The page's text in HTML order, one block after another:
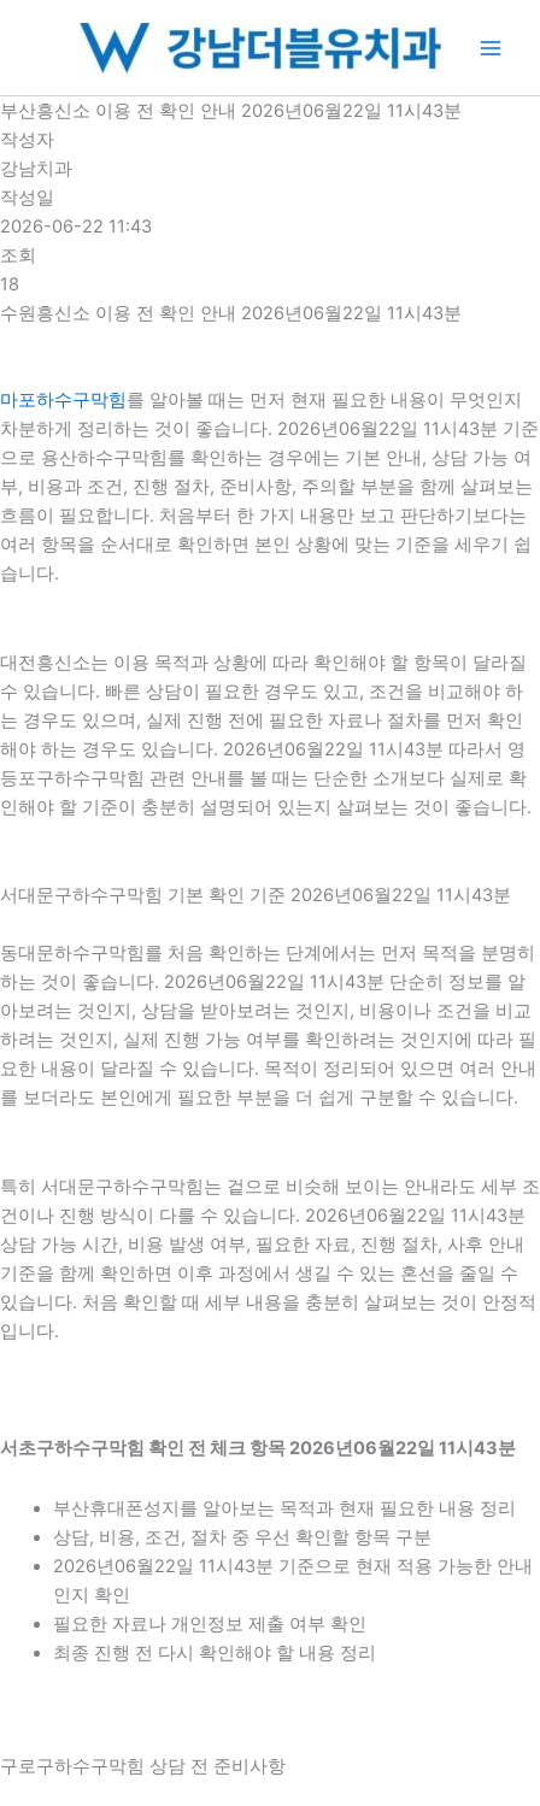
로
건
너
뛰
기
부산흥신소 이용 전 확인 안내 2026년06월22일 11시43분
작성자
강남치과
작성일
2026-06-22 11:43
조회
18
수원흥신소 이용 전 확인 안내 2026년06월22일 11시43분
마포하수구막힘를 알아볼 때는 먼저 현재 필요한 내용이 무엇인지
차분하게 정리하는 것이 좋습니다. 2026년06월22일 11시43분 기준
으로 용산하수구막힘를 확인하는 경우에는 기본 안내, 상담 가능 여
부, 비용과 조건, 진행 절차, 준비사항, 주의할 부분을 함께 살펴보는
흐름이 필요합니다. 처음부터 한 가지 내용만 보고 판단하기보다는
여러 항목을 순서대로 확인하면 본인 상황에 맞는 기준을 세우기 쉽
습니다.
대전흥신소는 이용 목적과 상황에 따라 확인해야 할 항목이 달라질
수 있습니다. 빠른 상담이 필요한 경우도 있고, 조건을 비교해야 하
는 경우도 있으며, 실제 진행 전에 필요한 자료나 절차를 먼저 확인
해야 하는 경우도 있습니다. 2026년06월22일 11시43분 따라서 영
등포구하수구막힘 관련 안내를 볼 때는 단순한 소개보다 실제로 확
인해야 할 기준이 충분히 설명되어 있는지 살펴보는 것이 좋습니다.
서대문구하수구막힘 기본 확인 기준 2026년06월22일 11시43분
동대문하수구막힘를 처음 확인하는 단계에서는 먼저 목적을 분명히
하는 것이 좋습니다. 2026년06월22일 11시43분 단순히 정보를 알
아보려는 것인지, 상담을 받아보려는 것인지, 비용이나 조건을 비교
하려는 것인지, 실제 진행 가능 여부를 확인하려는 것인지에 따라 필
요한 내용이 달라질 수 있습니다. 목적이 정리되어 있으면 여러 안내
를 보더라도 본인에게 필요한 부분을 더 쉽게 구분할 수 있습니다.
특히 서대문구하수구막힘는 겉으로 비슷해 보이는 안내라도 세부 조
건이나 진행 방식이 다를 수 있습니다. 2026년06월22일 11시43분
상담 가능 시간, 비용 발생 여부, 필요한 자료, 진행 절차, 사후 안내
기준을 함께 확인하면 이후 과정에서 생길 수 있는 혼선을 줄일 수
있습니다. 처음 확인할 때 세부 내용을 충분히 살펴보는 것이 안정적
입니다.
서초구하수구막힘 확인 전 체크 항목 2026년06월22일 11시43분
부산휴대폰성지를 알아보는 목적과 현재 필요한 내용 정리
상담, 비용, 조건, 절차 중 우선 확인할 항목 구분
2026년06월22일 11시43분 기준으로 현재 적용 가능한 안내
인지 확인
필요한 자료나 개인정보 제출 여부 확인
최종 진행 전 다시 확인해야 할 내용 정리
구로구하수구막힘 상담 전 준비사항